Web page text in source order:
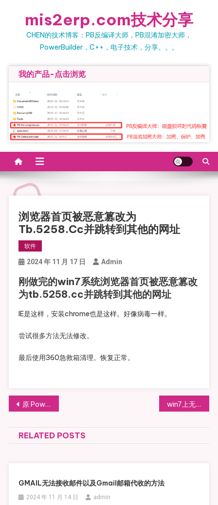
mis2erp.com技术分享
CHEN的技术博客：PB反编译大师，PB混淆加密大师，
PowerBuilder，C++，电子技术，分享。。。
我的产品-点击浏览
浏览器首页被恶意篡改为
Tb.5258.cc并跳转到其他的网址
软件
2024 年 11 月 17 日 Admin
刚做完的win7系统浏览器首页被恶意篡改
为tb.5258.cc并跳转到其他的网址
IE是这样，安装chrome也是这样。好像病毒一样。
尝试很多方法无法修改。
最后使用360急救箱清理。恢复正常。
文章导航
原 Powerbuilder混淆,加密(powerbuilder防止反编译,pb混淆器，PB加壳，支持5-12) 改进版本效果图 win7上无法卸载和安装IE11的处理（来自某经验）
RELATED POSTS
GMAIL无法接收邮件以及Gmail邮箱代收的方法
2024 年 11 月 14 日 admin